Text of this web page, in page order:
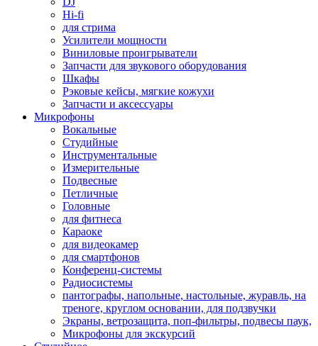
Hi-fi
для стрима
Усилители мощности
Виниловые проигрыватели
Запчасти для звукового оборудования
Шкафы
Рэковые кейсы, мягкие кожухи
Запчасти и аксессуары
Микрофоны
Вокальные
Студийные
Инструментальные
Измерительные
Подвесные
Петличные
Головные
для фитнеса
Караоке
для видеокамер
для смартфонов
Конференц-системы
Радиосистемы
пантографы, напольные, настольные, журавль, на
треноге, круглом основании, для подзвучки
Экраны, ветрозащита, поп-фильтры, подвесы паук,
Микрофоны для экскурсий